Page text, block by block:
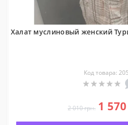
Халат муслиновый женский
Код товара:
2 010 грн. 1